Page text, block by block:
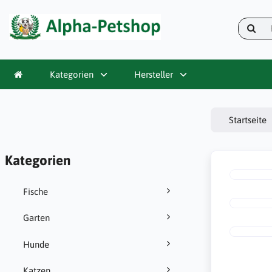
Kategorien Hersteller
Kategorien
Fische
Garten
Hunde
Startseite